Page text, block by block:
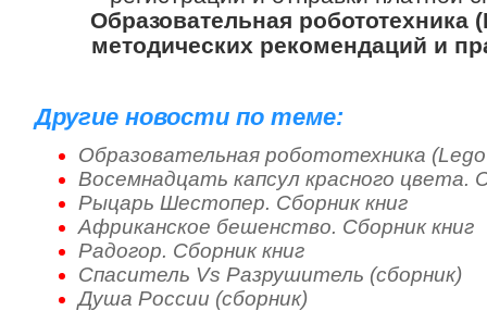
Образовательная робототехника
методических рекомендаций и
Другие новости по теме:
Образовательная робототехника
Восемнадцать капсул красного цвета.
Рыцарь Шестопер. Сборник книг
Африканское бешенство. Сборник книг
Радогор. Сборник книг
Спаситель Vs Разрушитель (сборник)
Душа России (сборник)